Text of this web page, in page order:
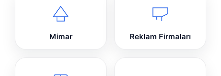
Mimar Reklam Firmaları